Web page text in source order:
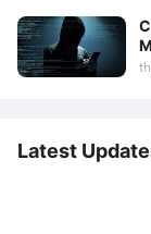
Latest